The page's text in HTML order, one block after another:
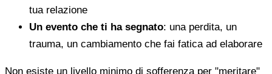
tua relazione
Un evento che ti ha segnato: una perdita, un
trauma, un cambiamento che fai fatica ad elaborare
Non esiste un livello minimo di sofferenza per "meritare"